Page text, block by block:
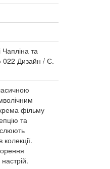
Чапліна та
022 Дизайн / Є.
фільму
та